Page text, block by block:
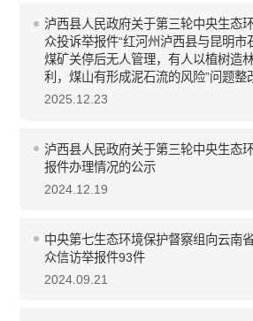
泸西县人民政府关于第三轮中央生态
众投诉举报件“红河州泸西县与昆明市
煤矿关停后无人管理，有人以植树造
利，煤山有形成泥石流的风险”问题整
2025.12.23
泸西县人民政府关于第三轮中央生态
报件办理情况的公示
2024.12.19
中央第七生态环境保护督察组向云南
众信访举报件93件
2024.09.21